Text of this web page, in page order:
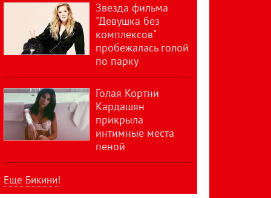
Звезда фильма
"Девушка без
комплексов"
пробежалась голой
по парку
Голая Кортни
Кардашян
прикрыла
интимные места
пеной
Еще Бикини!